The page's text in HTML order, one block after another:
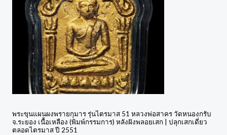
พระขุนแผนผงพรายกุมาร รุ่นไตรมาส 51 หลวงพ่อสาคร วัดหนองกรับ
จ.ระยอง เนื้อเหลือง (พิมพ์กรรมการ) หลังฝังพลอยเสก | ปลุกเสกเดี่ยว
ตลอดไตรมาส ปี 2551